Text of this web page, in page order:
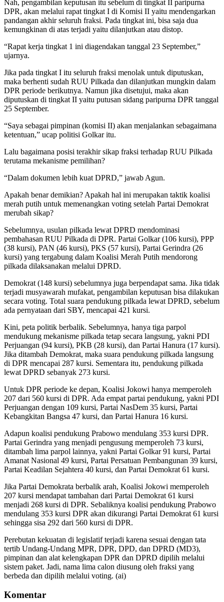
Nah, pengambilan keputusan itu sebelum di tingkat II paripurna
DPR, akan melalui rapat tingkat I di Komisi II yaitu mendengarkan
pandangan akhir seluruh fraksi. Pada tingkat ini, bisa saja dua
kemungkinan di atas terjadi yaitu dilanjutkan atau distop.
“Rapat kerja tingkat 1 ini diagendakan tanggal 23 September,”
ujarnya.
Jika pada tingkat I itu seluruh fraksi menolak untuk diputuskan,
maka berhenti sudah RUU Pilkada dan dilanjutkan mungkin dalam
DPR periode berikutnya. Namun jika disetujui, maka akan
diputuskan di tingkat II yaitu putusan sidang paripurna DPR tanggal
25 September.
“Saya sebagai pimpinan (komisi II) akan menjalankan sebagaimana
ketentuan,” ucap politisi Golkar itu.
Lalu bagaimana posisi terakhir sikap fraksi terhadap RUU Pilkada
terutama mekanisme pemilihan?
“Dalam dokumen lebih kuat DPRD,” jawab Agun.
Apakah benar demikian? Apakah hal ini merupakan taktik koalisi
merah putih untuk memenangkan voting setelah Partai Demokrat
merubah sikap?
Sebelumnya, usulan pilkada lewat DPRD mendominasi
pembahasan RUU Pilkada di DPR. Partai Golkar (106 kursi), PPP
(38 kursi), PAN (46 kursi), PKS (57 kursi), Partai Gerindra (26
kursi) yang tergabung dalam Koalisi Merah Putih mendorong
pilkada dilaksanakan melalui DPRD.
Demokrat (148 kursi) sebelumnya juga berpendapat sama. Jika tidak
terjadi musyawarah mufakat, pengambilan keputusan bisa dilakukan
secara voting. Total suara pendukung pilkada lewat DPRD, sebelum
ada pernyataan dari SBY, mencapai 421 kursi.
Kini, peta politik berbalik. Sebelumnya, hanya tiga parpol
mendukung mekanisme pilkada tetap secara langsung, yakni PDI
Perjuangan (94 kursi), PKB (28 kursi), dan Partai Hanura (17 kursi).
Jika ditambah Demokrat, maka suara pendukung pilkada langsung
di DPR mencapai 287 kursi. Sementara itu, pendukung pilkada
lewat DPRD sebanyak 273 kursi.
Untuk DPR periode ke depan, Koalisi Jokowi hanya memperoleh
207 dari 560 kursi di DPR. Ada empat partai pendukung, yakni PDI
Perjuangan dengan 109 kursi, Partai NasDem 35 kursi, Partai
Kebangkitan Bangsa 47 kursi, dan Partai Hanura 16 kursi.
Adapun koalisi pendukung Prabowo mendulang 353 kursi DPR.
Partai Gerindra yang menjadi pengusung memperoleh 73 kursi,
ditambah lima parpol lainnya, yakni Partai Golkar 91 kursi, Partai
Amanat Nasional 49 kursi, Partai Persatuan Pembangunan 39 kursi,
Partai Keadilan Sejahtera 40 kursi, dan Partai Demokrat 61 kursi.
Jika Partai Demokrata berbalik arah, Koalisi Jokowi memperoleh
207 kursi mendapat tambahan dari Partai Demokrat 61 kursi
menjadi 268 kursi di DPR. Sebaliknya koalisi pendukung Prabowo
mendulang 353 kursi DPR akan dikurangi Partai Demokrat 61 kursi
sehingga sisa 292 dari 560 kursi di DPR.
Perebutan kekuatan di legislatif terjadi karena sesuai dengan tata
tertib Undang-Undang MPR, DPR, DPD, dan DPRD (MD3),
pimpinan dan alat kelengkapan DPR dan DPRD dipilih melalui
sistem paket. Jadi, nama lima calon diusung oleh fraksi yang
berbeda dan dipilih melalui voting. (ai)
Komentar